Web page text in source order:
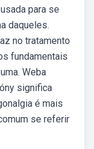
para se
daqueles.
no tratamento
fundamentais
Weba
significa
é mais
se referir